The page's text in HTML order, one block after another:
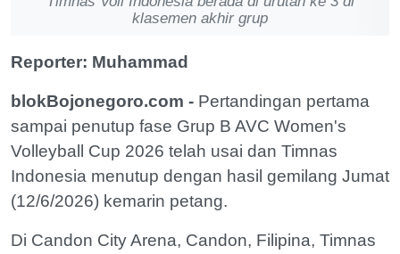
klasemen akhir grup
Reporter: Muhammad
blokBojonegoro.com - Pertandingan pertama
sampai penutup fase Grup B AVC Women's
Volleyball Cup 2026 telah usai dan Timnas
Indonesia menutup dengan hasil gemilang Jumat
(12/6/2026) kemarin petang.
Di Candon City Arena, Candon, Filipina, Timnas